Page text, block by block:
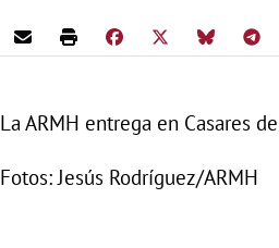
La ARMH entrega en Casares
Fotos: Jesús Rodríguez/ARMH